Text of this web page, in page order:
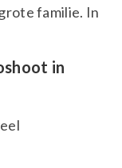
familie. In
in